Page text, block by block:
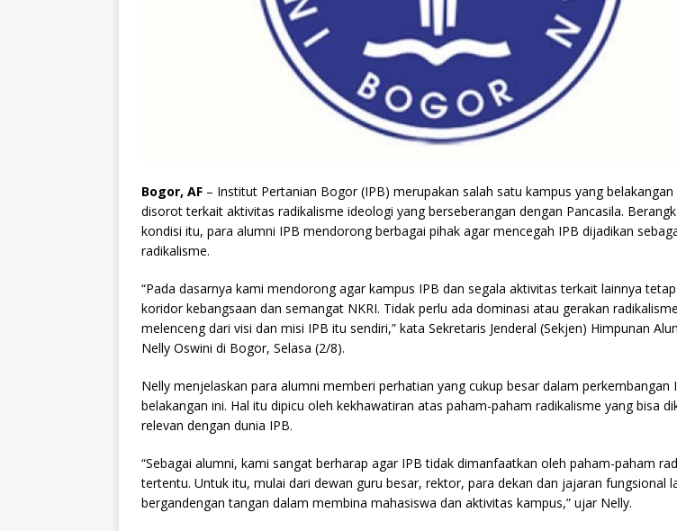
Bogor, AF – Institut Pertanian Bogor (IPB) merupakan salah satu kampus yang belakangan
disorot terkait aktivitas radikalisme ideologi yang berseberangan dengan Pancasila.
kondisi itu, para alumni IPB mendorong berbagai pihak agar mencegah IPB dijadikan
radikalisme.
“Pada dasarnya kami mendorong agar kampus IPB dan segala aktivitas terkait lainnya
koridor kebangsaan dan semangat NKRI. Tidak perlu ada dominasi atau gerakan
melenceng dari visi dan misi IPB itu sendiri,” kata Sekretaris Jenderal (Sekjen) Himpunan
Nelly Oswini di Bogor, Selasa (2/8).
Nelly menjelaskan para alumni memberi perhatian yang cukup besar dalam perkembangan
belakangan ini. Hal itu dipicu oleh kekhawatiran atas paham-paham radikalisme yang bisa
relevan dengan dunia IPB.
“Sebagai alumni, kami sangat berharap agar IPB tidak dimanfaatkan oleh paham-paham
tertentu. Untuk itu, mulai dari dewan guru besar, rektor, para dekan dan jajaran fungsional
bergandengan tangan dalam membina mahasiswa dan aktivitas kampus,” ujar Nelly.